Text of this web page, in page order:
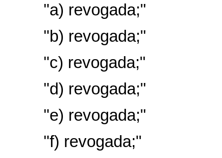
"a) revogada;"
"b) revogada;"
"c) revogada;"
"d) revogada;"
"e) revogada;"
"f) revogada;"